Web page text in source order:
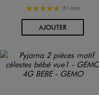
5/5 de moyenne
(51 avis)
AJOUTERAU PANIER